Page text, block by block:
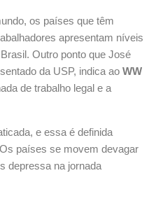
os países que têm
apresentam níveis
Outro ponto que José
da USP, indica ao WW
de trabalho legal e a
e essa é definida
países se movem devagar
depressa na jornada